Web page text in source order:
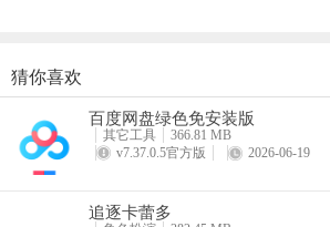
酷跑西游手游
详情
猜你喜欢
百度网盘绿色免安装版
其它工具
366.81 MB
v7.37.0.5官方版
2026-06-19
追逐卡蕾多